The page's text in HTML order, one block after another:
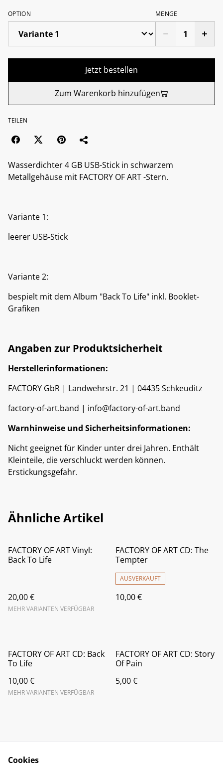
OPTION MENGE
Jetzt bestellen
Zum Warenkorb hinzufügen
TEILEN
Wasserdichter 4 GB USB-Stick in schwarzem
Metallgehäuse mit FACTORY OF ART -Stern.
Variante 1:
leerer USB-Stick
Variante 2:
bespielt mit dem Album "Back To Life" inkl. Booklet-
Grafiken
Angaben zur Produktsicherheit
Herstellerinformationen:
FACTORY GbR | Landwehrstr. 21 | 04435 Schkeuditz
factory-of-art.band | info@factory-of-art.band
Warnhinweise und Sicherheitsinformationen:
Nicht geeignet für Kinder unter drei Jahren. Enthält
Kleinteile, die verschluckt werden können.
Erstickungsgefahr.
Ähnliche Artikel
FACTORY OF ART Vinyl:
Back To Life
20,00 €
MEHR VARIANTEN VERFÜGBAR
FACTORY OF ART CD: The
Tempter
AUSVERKAUFT
10,00 €
FACTORY OF ART CD: Back
To Life
10,00 €
MEHR VARIANTEN VERFÜGBAR
FACTORY OF ART CD: Story
Of Pain
5,00 €
Cookies